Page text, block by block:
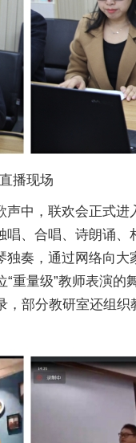
直播现场
中，联欢会正式
、合唱、诗朗诵
奏，通过网络向
量级”教师表演的
，部分教研室还组